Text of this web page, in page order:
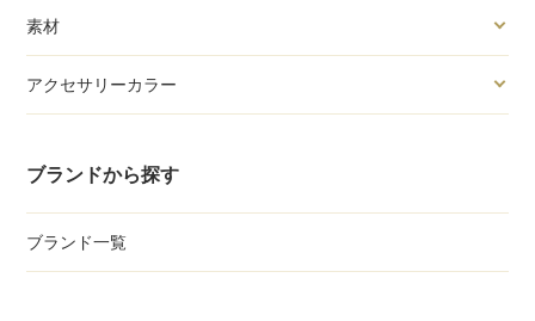
素材
アクセサリーカラー
ブランドから探す
ブランド一覧